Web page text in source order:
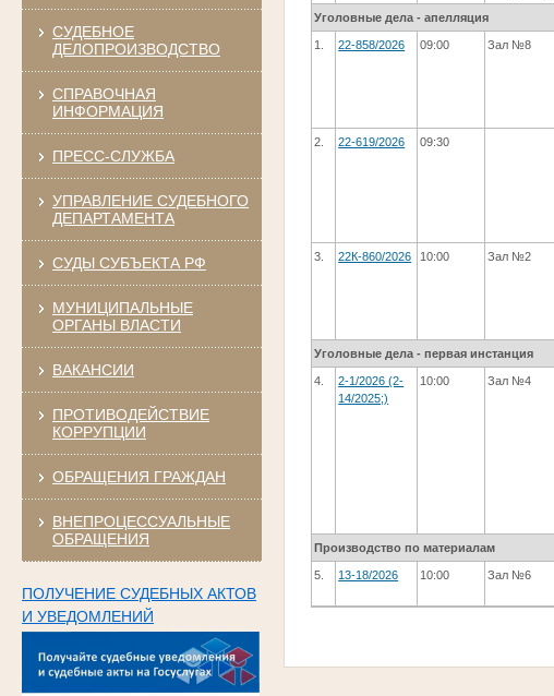
СУДЕБНОЕ
ДЕЛОПРОИЗВОДСТВО
СПРАВОЧНАЯ
ИНФОРМАЦИЯ
ПРЕСС-СЛУЖБА
УПРАВЛЕНИЕ СУДЕБНОГО
ДЕПАРТАМЕНТА
СУДЫ СУБЪЕКТА РФ
МУНИЦИПАЛЬНЫЕ
ОРГАНЫ ВЛАСТИ
ВАКАНСИИ
ПРОТИВОДЕЙСТВИЕ
КОРРУПЦИИ
ОБРАЩЕНИЯ ГРАЖДАН
ВНЕПРОЦЕССУАЛЬНЫЕ
ОБРАЩЕНИЯ
ПОЛУЧЕНИЕ СУДЕБНЫХ АКТОВ
И УВЕДОМЛЕНИЙ
Уголовные дела - апелляция
1. 22-858/2026 09:00 Зал №8
2. 22-619/2026 09:30
3. 22К-860/2026 10:00 Зал №2
Уголовные дела - первая инстанция
4.
2-1/2026 (2-
14/2025;)
10:00 Зал №4
Производство по материалам
5. 13-18/2026 10:00 Зал №6